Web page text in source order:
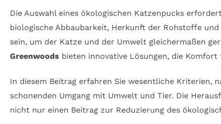
Die Auswahl eines ökologischen Katzenpucks
biologische Abbaubarkeit, Herkunft der Rohstoffe
sein, um der Katze und der Umwelt gleichermaßen
Greenwoods bieten innovative Lösungen, die
In diesem Beitrag erfahren Sie wesentliche Kriterien,
schonenden Umgang mit Umwelt und Tier. Die
nicht nur einen Beitrag zur Reduzierung des